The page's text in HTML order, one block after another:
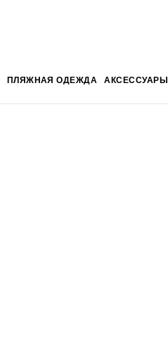
ПЛЯЖНАЯ ОДЕЖДА АКСЕССУАРЫ